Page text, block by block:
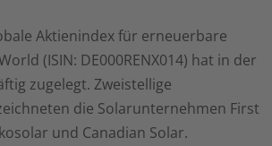
Aktienindex für erneuerbare
(ISIN: DE000RENX014) hat in der
zugelegt. Zweistellige
die Solarunternehmen First
und Canadian Solar.